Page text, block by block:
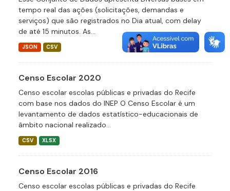
tempo real das ações (solicitações, demandas e
serviços) que são registrados no Dia atual, com delay
de até 15 minutos. As...
JSON CSV
Censo Escolar 2020
Censo escolar escolas públicas e privadas do Recife
com base nos dados do INEP O Censo Escolar é um
levantamento de dados estatístico-educacionais de
âmbito nacional realizado...
CSV XLSX
Censo Escolar 2016
Censo escolar escolas públicas e privadas do Recife